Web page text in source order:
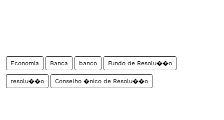
Economia Banca banco Fundo de Resolu��o
resolu��o Conselho �nico de Resolu��o